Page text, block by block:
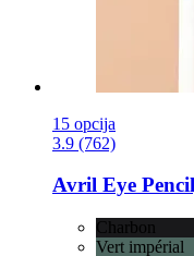
15 opcija
3.9 (762)
Avril Eye
Charbon
Vert impérial